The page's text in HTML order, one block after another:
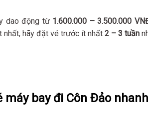
dao động từ 1.600.000 – 3.500.000
nhất, hãy đặt vé trước ít nhất 2 – 3 tuần
máy bay đi Côn Đảo